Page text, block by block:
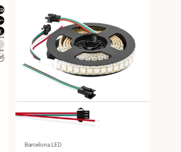
Fornitore:
Barcelona LED